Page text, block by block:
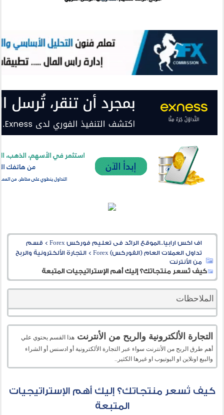
اف اكس ارابيا..الموقع الرائد فى تعليم فوركس Forex > قسم
تداول العملات العام (الفوركس) Forex
>التجارة الألكترونية والربح
من الأنترنت
كيف تُسعر منتجاتك؟ إليك أهم الإستراتيجيات المتبعة
الملاحظات
التجارة الألكترونية والربح من الأنترنت هذا القسم يحتوي علي
أهم طرق الربح من الأنترنت سواء عبر التجارة الألكترونية أو ادسنس أو الشراء
والبيع اونلاين او اليوتيوب او غيرها الكثير..
كيف تُسعر منتجاتك؟ إليك أهم الإستراتيجيات
المتبعة